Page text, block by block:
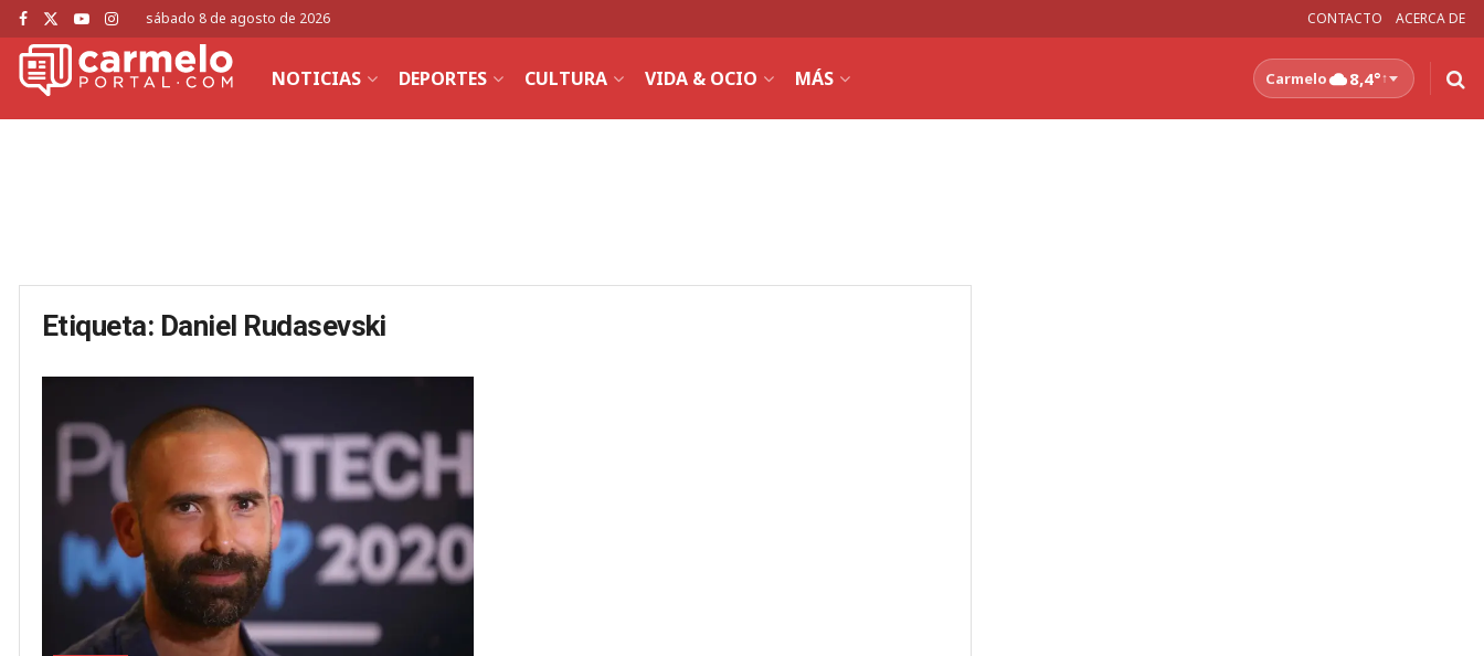
sábado 8 de agosto de 2026 CONTACTO ACERCA DE
NOTICIAS DEPORTES CULTURA VIDA & OCIO MÁS Carmelo 8,4°↑
Etiqueta: Daniel Rudasevski